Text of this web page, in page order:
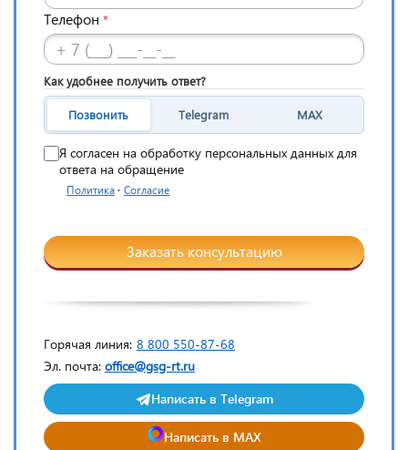
Телефон *
Как удобнее получить ответ?
Позвонить Telegram MAX
Я согласен на обработку персональных данных для
ответа на обращение
Политика · Согласие
Заказать консультацию
Горячая линия: 8 800 550-87-68
Эл. почта: office@gsg-rt.ru
Написать в Telegram
Написать в MAX